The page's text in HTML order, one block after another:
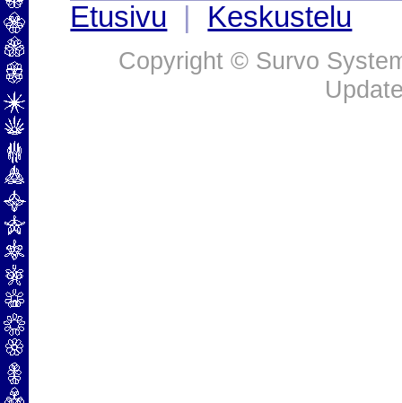
Etusivu
Keskustelu
Copyright © Survo